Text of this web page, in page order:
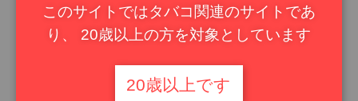
このサイトではタバコ関連のサイトであ
り、 20歳以上の方を対象としています
20歳以上です